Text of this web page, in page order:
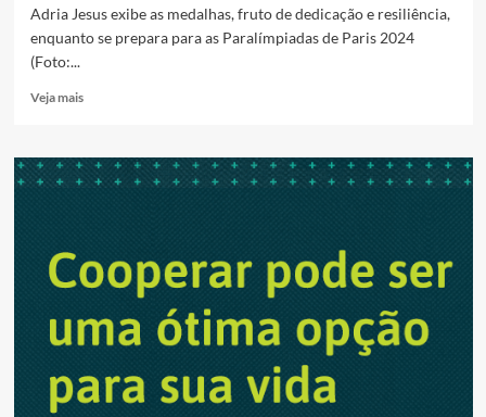
Adria Jesus exibe as medalhas, fruto de dedicação e resiliência,
enquanto se prepara para as Paralímpiadas de Paris 2024
(Foto:...
Veja maisRead
Paciente
do
Paralimpíadas
de